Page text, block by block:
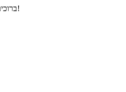
ברוכים הבאים צו אונדזער וועבסיטעס!